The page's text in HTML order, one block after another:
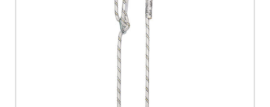
חיבורים שונים, מתכווננים ובאורכים
שונים
יצרן: Protekt
מק"ט:
EN 354 EN 358
למידע נוסף